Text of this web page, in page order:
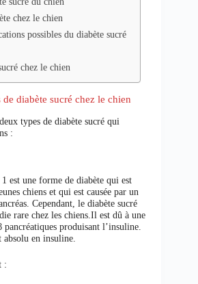
chez le chien
possibles du diabète sucré
chez le chien
diabète sucré chez le chien
types de diabète sucré qui
:
est une forme de diabète qui est
chiens et qui est causée par un
Cependant, le diabète sucré
rare chez les chiens.Il est dû à une
produisant l’insuline.
en insuline.
: